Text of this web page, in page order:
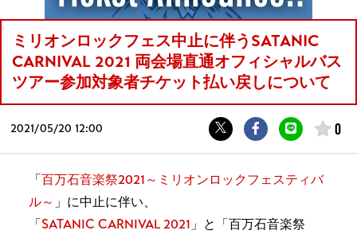
ミリオンロックフェス中止に伴うSATANIC
CARNIVAL 2021 両会場直通オフィシャルバス
ツアー参加対象者チケット払い戻しについて
2021/05/20 12:00 0
「百万石音楽祭2021～ミリオンロックフェスティバ
ル～ 」に中止に伴い、
「SATANIC CARNIVAL 2021 」と「百万石音楽祭